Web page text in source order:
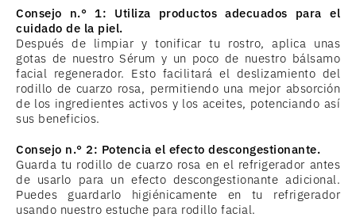
Consejo n.° 1: Utiliza productos adecuados para el
cuidado de la piel.
Después de limpiar y tonificar tu rostro, aplica unas
gotas de nuestro Sérum y un poco de nuestro bálsamo
facial regenerador. Esto facilitará el deslizamiento del
rodillo de cuarzo rosa, permitiendo una mejor absorción
de los ingredientes activos y los aceites, potenciando así
sus beneficios.
Consejo n.° 2: Potencia el efecto descongestionante.
Guarda tu rodillo de cuarzo rosa en el refrigerador antes
de usarlo para un efecto descongestionante adicional.
Puedes guardarlo higiénicamente en tu refrigerador
usando nuestro estuche para rodillo facial.